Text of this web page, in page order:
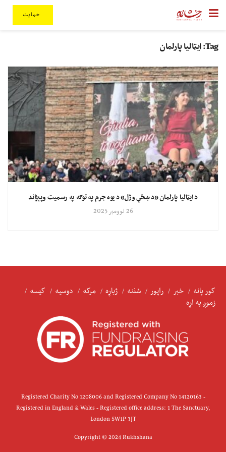
حمایت
Tag: ایټالیا پارلمان
د ایټالیا پارلمان «د ښځې وژل» د یوه جرم په توګه په رسمیت وپېژاند
26 نوومبر 2025
کور پانه خبر راپور شننه ژباړه مرکه دوسیه
کیسه
زموږ په اړه
Registered Charity No 1208006 and Registered Company No 14120163 -
Registered in England & Wales - Registered office address: 1 The Sanctuary,
London SW1P 3JT
Copyright © 2024 Rukhshana